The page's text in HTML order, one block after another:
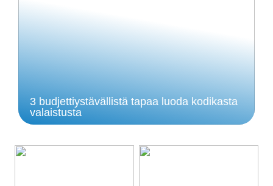
3 budjettiystävällistä tapaa luoda kodikasta
valaistusta